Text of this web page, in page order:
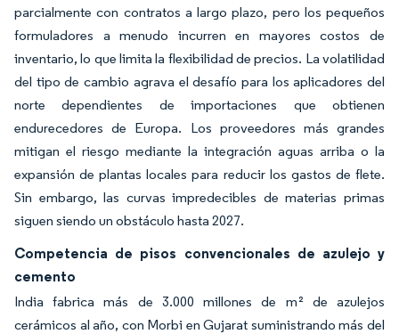
parcialmente con contratos a largo plazo, pero los pequeños
formuladores a menudo incurren en mayores costos de
inventario, lo que limita la flexibilidad de precios. La volatilidad
del tipo de cambio agrava el desafío para los aplicadores del
norte dependientes de importaciones que obtienen
endurecedores de Europa. Los proveedores más grandes
mitigan el riesgo mediante la integración aguas arriba o la
expansión de plantas locales para reducir los gastos de flete.
Sin embargo, las curvas impredecibles de materias primas
siguen siendo un obstáculo hasta 2027.
Competencia de pisos convencionales de azulejo y
cemento
India fabrica más de 3.000 millones de m² de azulejos
cerámicos al año, con Morbi en Gujarat suministrando más del